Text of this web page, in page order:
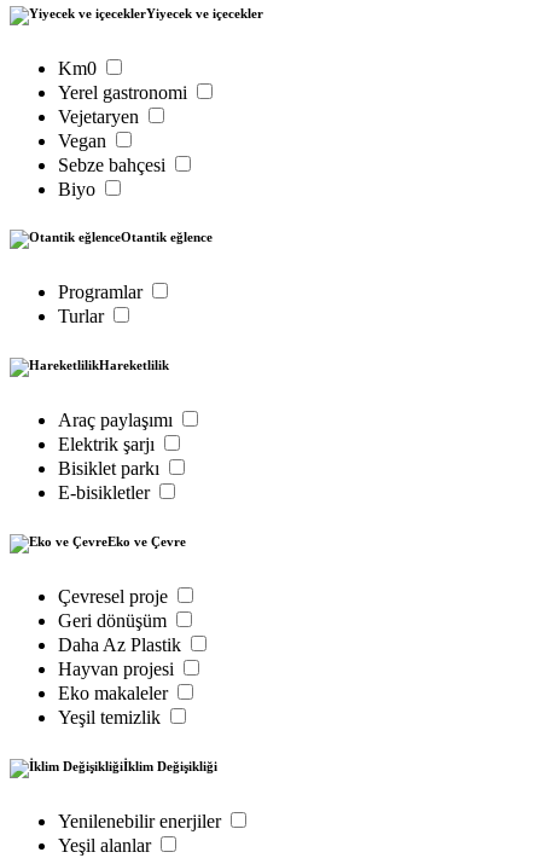
Yiyecek ve içecekler
Km0
Yerel gastronomi
Vejetaryen
Vegan
Sebze bahçesi
Biyo
Otantik eğlence
Programlar
Turlar
Hareketlilik
Araç paylaşımı
Elektrik şarjı
Bisiklet parkı
E-bisikletler
Eko ve Çevre
Çevresel proje
Geri dönüşüm
Daha Az Plastik
Hayvan projesi
Eko makaleler
Yeşil temizlik
İklim Değişikliği
Yenilenebilir enerjiler
Yeşil alanlar